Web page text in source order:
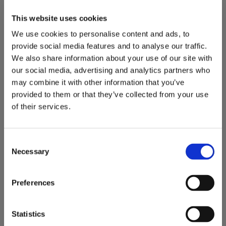
This website uses cookies
We use cookies to personalise content and ads, to
provide social media features and to analyse our traffic.
We also share information about your use of our site with
our social media, advertising and analytics partners who
may combine it with other information that you’ve
provided to them or that they’ve collected from your use
of their services.
Selection
Necessary
Preferences
Statistics
PUREZZA DI LINEE E
DISEGNO VETRO
CLASSICO